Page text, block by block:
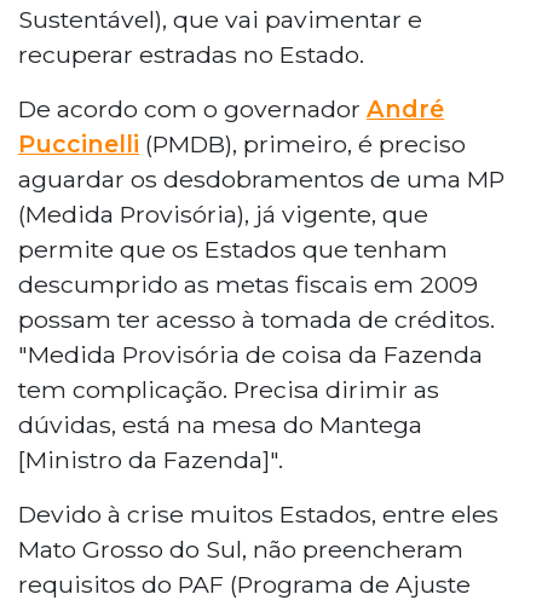
Sustentável), que vai pavimentar e
recuperar estradas no Estado.
De acordo com o governador André
Puccinelli (PMDB), primeiro, é preciso
aguardar os desdobramentos de uma MP
(Medida Provisória), já vigente, que
permite que os Estados que tenham
descumprido as metas fiscais em 2009
possam ter acesso à tomada de créditos.
"Medida Provisória de coisa da Fazenda
tem complicação. Precisa dirimir as
dúvidas, está na mesa do Mantega
[Ministro da Fazenda]".
Devido à crise muitos Estados, entre eles
Mato Grosso do Sul, não preencheram
requisitos do PAF (Programa de Ajuste